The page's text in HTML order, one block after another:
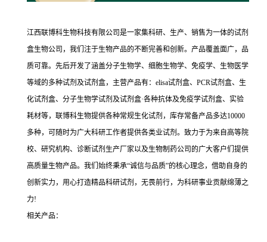
江西联博科生物科技有限公司是一家集科研、生产、销售为一体的试剂
盒生物公司，我们注于生物产品的不断完善和创新。产品覆盖面广，品
质可靠。先后开发了涵盖分子生物学、细胞生物学、免疫学、生物医学
等域的多种试剂及试剂盒，主营产品有：elisa试剂盒、PCR试剂盒、生
化试剂盒、分子生物学试剂及试剂盒·各种抗体及免疫学试剂盒、实验
耗材等，联博科生物提供各种常规生化试剂，库存常备产品多达10000
多种，可随时为广大科研工作者提供各类业试剂。致力于为来自高等院
校、研究机构、诊断试剂生产厂家以及生物制药公司的广大客户们提供
高质量生物产品。我们始终秉承“诚信与品质”的核心理念，借助自身的
创新实力，用心打造精品科研试剂，无畏前行，为科研事业贡献绵薄之
力!
相关产品：